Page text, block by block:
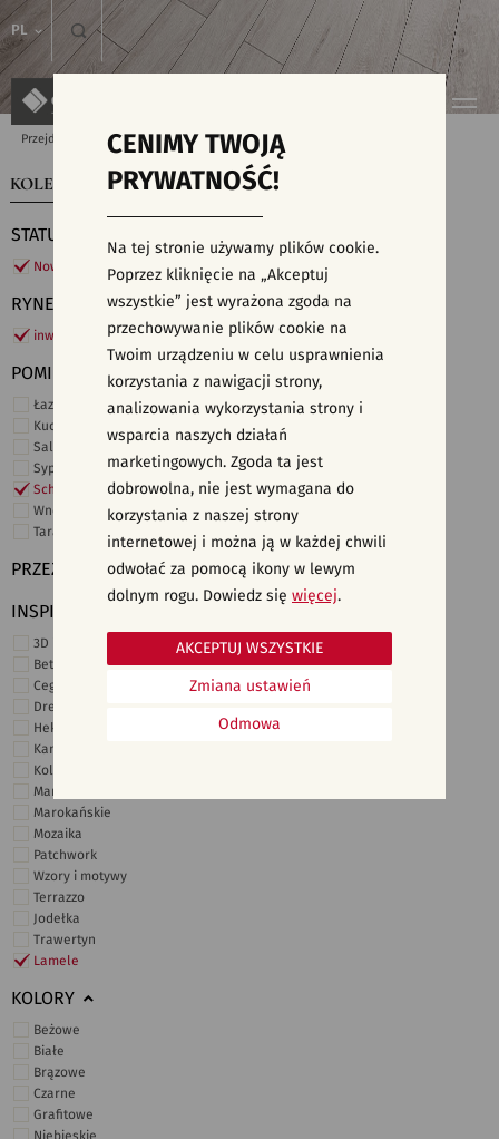
PL
Przejdź do strony głównej Kolekcje
KOLEKCJE WYSZUKIWARKA PŁYTEK
STATUS
Nowości
RYNEK
inwestycje
POMIESZCZENIE
Łazienka
Kuchnia
Salon i hol
Sypialnia
Schody
Wnętrza komercyjne
Taras i ogród
PRZEZNACZENIE
INSPIRACJE
3D i struktury
Beton
Cegiełki
Drewno
Heksagonalne
Kamień
Kolor
Marmur
Marokańskie
Mozaika
Patchwork
Wzory i motywy
Terrazzo
Jodełka
Trawertyn
Lamele
KOLORY
Beżowe
Białe
Brązowe
Czarne
Grafitowe
Niebieskie
CENIMY TWOJĄ
PRYWATNOŚĆ!
Na tej stronie używamy plików cookie.
Poprzez kliknięcie na „Akceptuj
wszystkie” jest wyrażona zgoda na
przechowywanie plików cookie na
Twoim urządzeniu w celu usprawnienia
korzystania z nawigacji strony,
analizowania wykorzystania strony i
wsparcia naszych działań
marketingowych. Zgoda ta jest
dobrowolna, nie jest wymagana do
korzystania z naszej strony
internetowej i można ją w każdej chwili
odwołać za pomocą ikony w lewym
dolnym rogu. Dowiedz się więcej.
Odmowa
Zmiana ustawień
AKCEPTUJ WSZYSTKIE